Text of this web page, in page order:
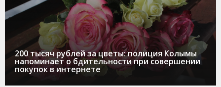
200 тысяч рублей за цветы: полиция Колымы
напоминает о бдительности при совершении
покупок в интернете